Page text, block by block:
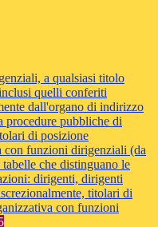
a qualsiasi titolo
quelli conferiti
dall'organo di indirizzo
procedure pubbliche di
di posizione
con funzioni dirigenziali (da
che distinguano le
dirigenti, dirigenti
titolari di
con funzioni